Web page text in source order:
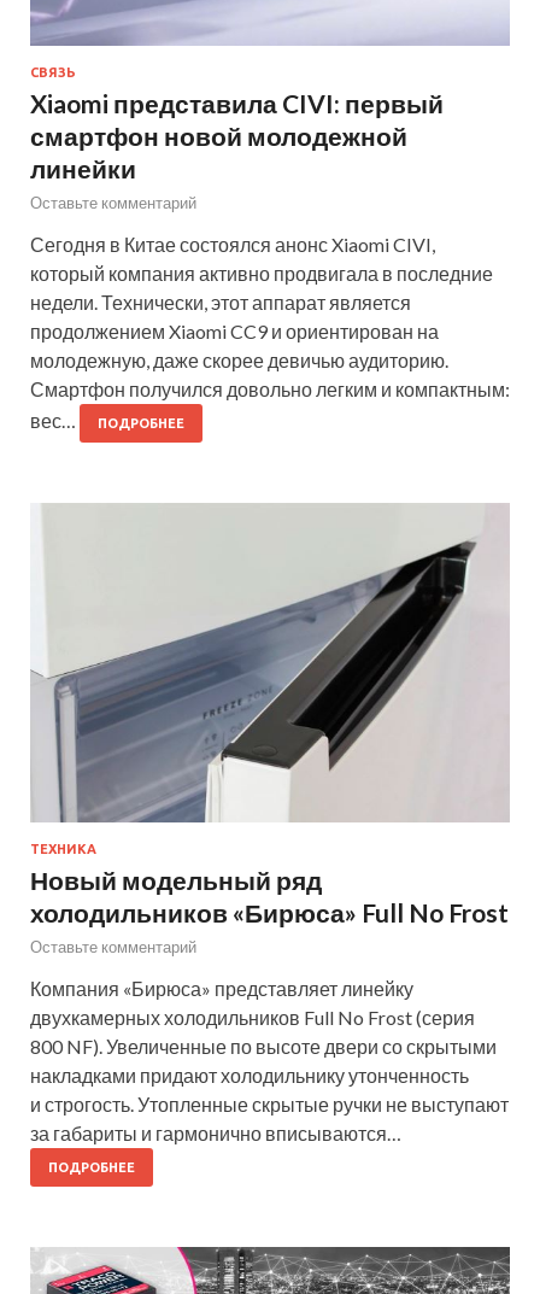
СВЯЗЬ
Xiaomi представила CIVI: первый
смартфон новой молодежной
линейки
Оставьте комментарий
Сегодня в Китае состоялся анонс Xiaomi CIVI,
который компания активно продвигала в последние
недели. Технически, этот аппарат является
продолжением Xiaomi CC9 и ориентирован на
молодежную, даже скорее девичью аудиторию.
Смартфон получился довольно легким и компактным:
вес…
ПОДРОБНЕЕ
ТЕХНИКА
Новый модельный ряд
холодильников «Бирюса» Full No Frost
Оставьте комментарий
Компания «Бирюса» представляет линейку
двухкамерных холодильников Full No Frost (серия
800 NF). Увеличенные по высоте двери со скрытыми
накладками придают холодильнику утонченность
и строгость. Утопленные скрытые ручки не выступают
за габариты и гармонично вписываются…
ПОДРОБНЕЕ